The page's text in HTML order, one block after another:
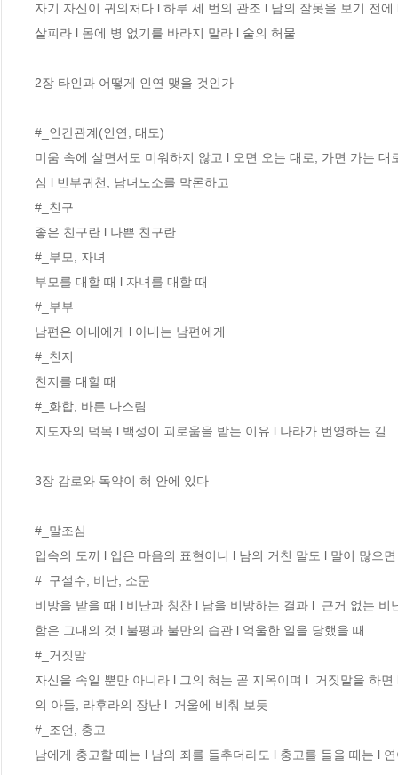
자기 자신이 귀의처다 l 하루 세 번의 관조 l 남의 잘못을 보기 전
살피라 l 몸에 병 없기를 바라지 말라 l 술의 허물
2장 타인과 어떻게 인연 맺을 것인가
#_인간관계(인연, 태도)
미움 속에 살면서도 미워하지 않고 l 오면 오는 대로, 가면 가는
심 l 빈부귀천, 남녀노소를 막론하고
#_친구
좋은 친구란 l 나쁜 친구란
#_부모, 자녀
부모를 대할 때 l 자녀를 대할 때
#_부부
남편은 아내에게 l 아내는 남편에게
#_친지
친지를 대할 때
#_화합, 바른 다스림
지도자의 덕목 l 백성이 괴로움을 받는 이유 l 나라가 번영하는 길
3장 감로와 독약이 혀 안에 있다
#_말조심
입속의 도끼 l 입은 마음의 표현이니 l 남의 거친 말도 l 말이 많으
#_구설수, 비난, 소문
비방을 받을 때 l 비난과 칭찬 l 남을 비방하는 결과 l  근거 없는
함은 그대의 것 l 불평과 불만의 습관 l 억울한 일을 당했을 때
#_거짓말
자신을 속일 뿐만 아니라 l 그의 혀는 곧 지옥이며 l  거짓말을 하
의 아들, 라후라의 장난 l  거울에 비춰 보듯
#_조언, 충고
남에게 충고할 때는 l 남의 죄를 들추더라도 l 충고를 들을 때는 l